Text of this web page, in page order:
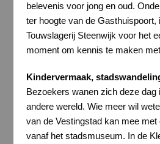
belevenis voor jong en oud.
ter hoogte van de Gasthuispoort,
Touwslagerij Steenwijk voor het
moment om kennis te maken
Kindervermaak,
Bezoekers wanen zich deze dag
andere wereld. Wie meer wil
van de Vestingstad kan mee met
vanaf het stadsmuseum. In de